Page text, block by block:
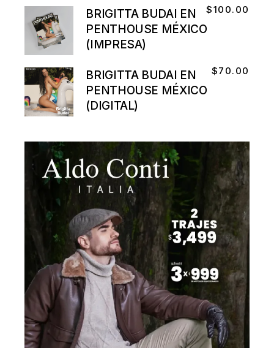
BRIGITTA BUDAI EN
PENTHOUSE MÉXICO
(IMPRESA)
$100.00
BRIGITTA BUDAI EN
PENTHOUSE MÉXICO
(DIGITAL)
$70.00